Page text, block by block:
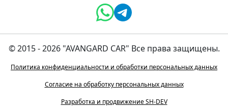
© 2015 - 2026 "AVANGARD CAR" Все права защищены.
Политика конфиденциальности и обработки персональных данных
Согласие на обработку персональных данных
Разработка и продвижение SH-DEV